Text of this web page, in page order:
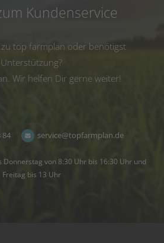
Kundenservice
top farmplan oder benötigst
Unterstützung?
Wir helfen Dir gerne weiter!
84 service@topfarmplan.de
Donnerstag von 8:30 Uhr bis 16:30 Uhr und
Freitag bis 13 Uhr